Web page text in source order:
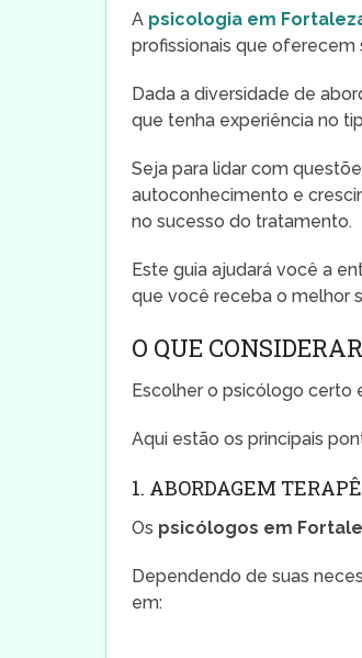
A psicologia em
profissionais que oferecem
Dada a diversidade de
que tenha experiência no
Seja para lidar com
autoconhecimento e
no sucesso do tratamento.
Este guia ajudará você a
que você receba o melhor
O QUE
Escolher o psicólogo certo
Aqui estão os principais
1. ABORDAGEM
Os psicólogos em
Dependendo de suas
em: